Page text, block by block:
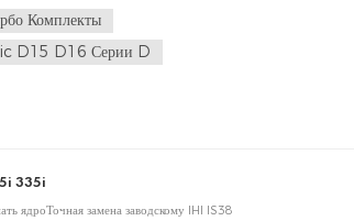
Комплекты
D15 D16 Серии D
335i
ядроТочная замена заводскому IHI IS38